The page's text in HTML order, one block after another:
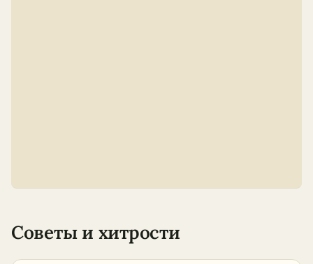
Советы и хитрости